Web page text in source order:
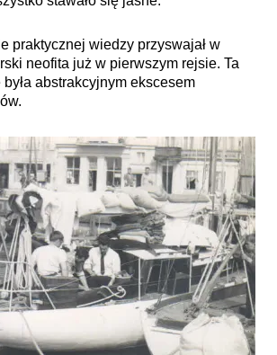
praktycznej wiedzy przyswajał w
neofita już w pierwszym rejsie. Ta
abstrakcyjnym ekscesem